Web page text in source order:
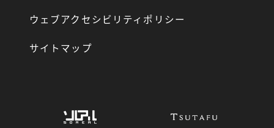
ウェブアクセシビリティポリシー
サイトマップ